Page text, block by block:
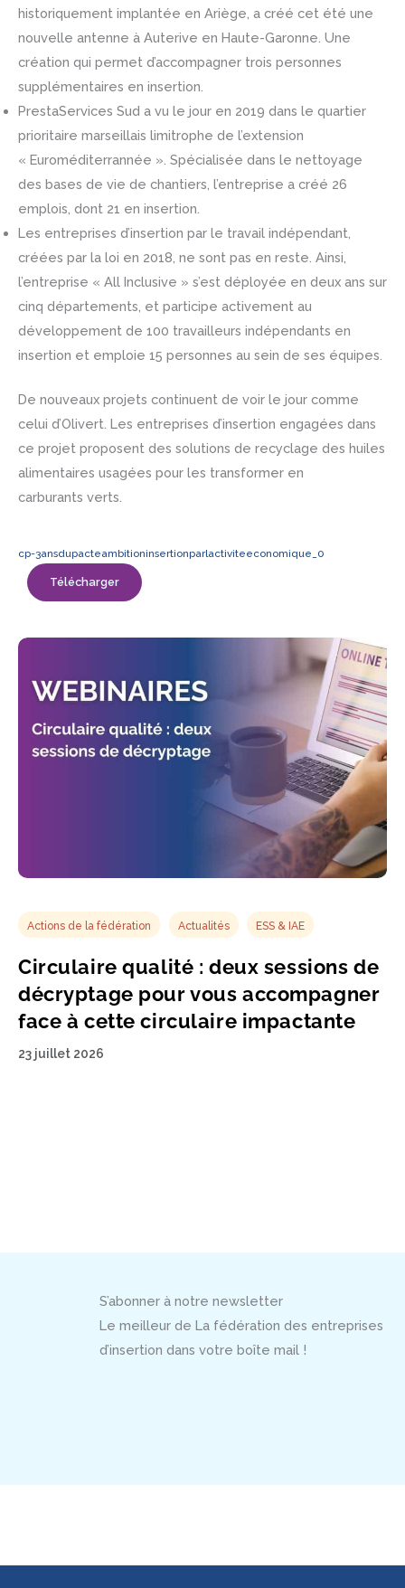
historiquement implantée en Ariège, a créé cet été une
nouvelle antenne à Auterive en Haute-Garonne. Une
création qui permet d’accompagner trois personnes
supplémentaires en insertion.
PrestaServices Sud a vu le jour en 2019 dans le quartier
prioritaire marseillais limitrophe de l’extension
« Euroméditerrannée ». Spécialisée dans le nettoyage
des bases de vie de chantiers, l’entreprise a créé 26
emplois, dont 21 en insertion.
Les entreprises d’insertion par le travail indépendant,
créées par la loi en 2018, ne sont pas en reste. Ainsi,
l’entreprise « All Inclusive » s’est déployée en deux ans sur
cinq départements, et participe activement au
développement de 100 travailleurs indépendants en
insertion et emploie 15 personnes au sein de ses équipes.
De nouveaux projets continuent de voir le jour comme
celui d’Olivert. Les entreprises d’insertion engagées dans
ce projet proposent des solutions de recyclage des huiles
alimentaires usagées pour les transformer en
carburants verts.
cp-3ansdupacteambitioninsertionparlactiviteeconomique_0
Télécharger
Actions de la fédération Actualités ESS & IAE
Circulaire qualité : deux sessions de
décryptage pour vous accompagner
face à cette circulaire impactante
23 juillet 2026
S’abonner à notre newsletter
Le meilleur de La fédération des entreprises
d’insertion dans votre boîte mail !